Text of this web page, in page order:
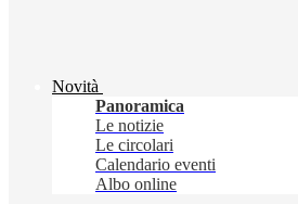
Novità
Panoramica
Le notizie
Le circolari
Calendario eventi
Albo online